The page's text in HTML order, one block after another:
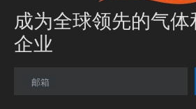
成为全球领先的气
企业
邮箱